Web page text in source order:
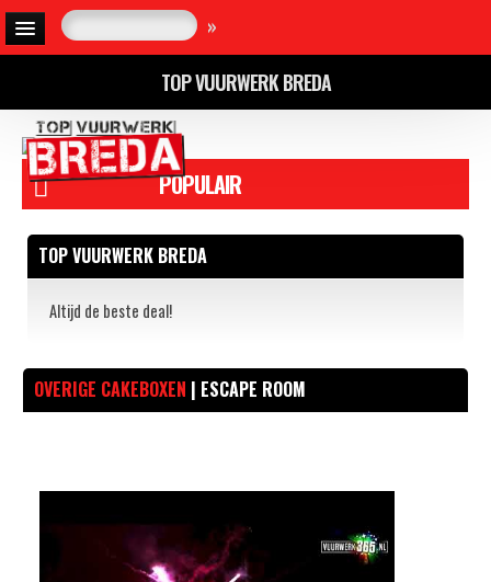
»
TOP VUURWERK BREDA
POPULAIR
TOP VUURWERK BREDA
Altijd de beste deal!
OVERIGE CAKEBOXEN | ESCAPE ROOM